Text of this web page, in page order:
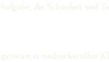
die Schönheit und
in eindrucksvollen